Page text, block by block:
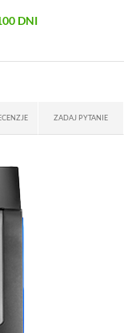
DNI
ZADAJ PYTANIE